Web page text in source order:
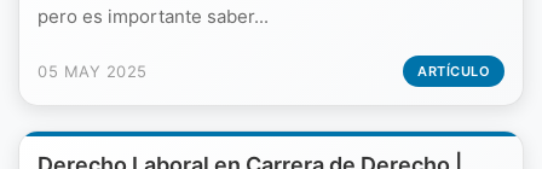
pero es importante saber...
05 MAY 2025 ARTÍCULO